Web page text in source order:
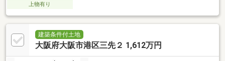
上物有り
建築条件付土地
大阪府大阪市港区三先２ 1,612万円